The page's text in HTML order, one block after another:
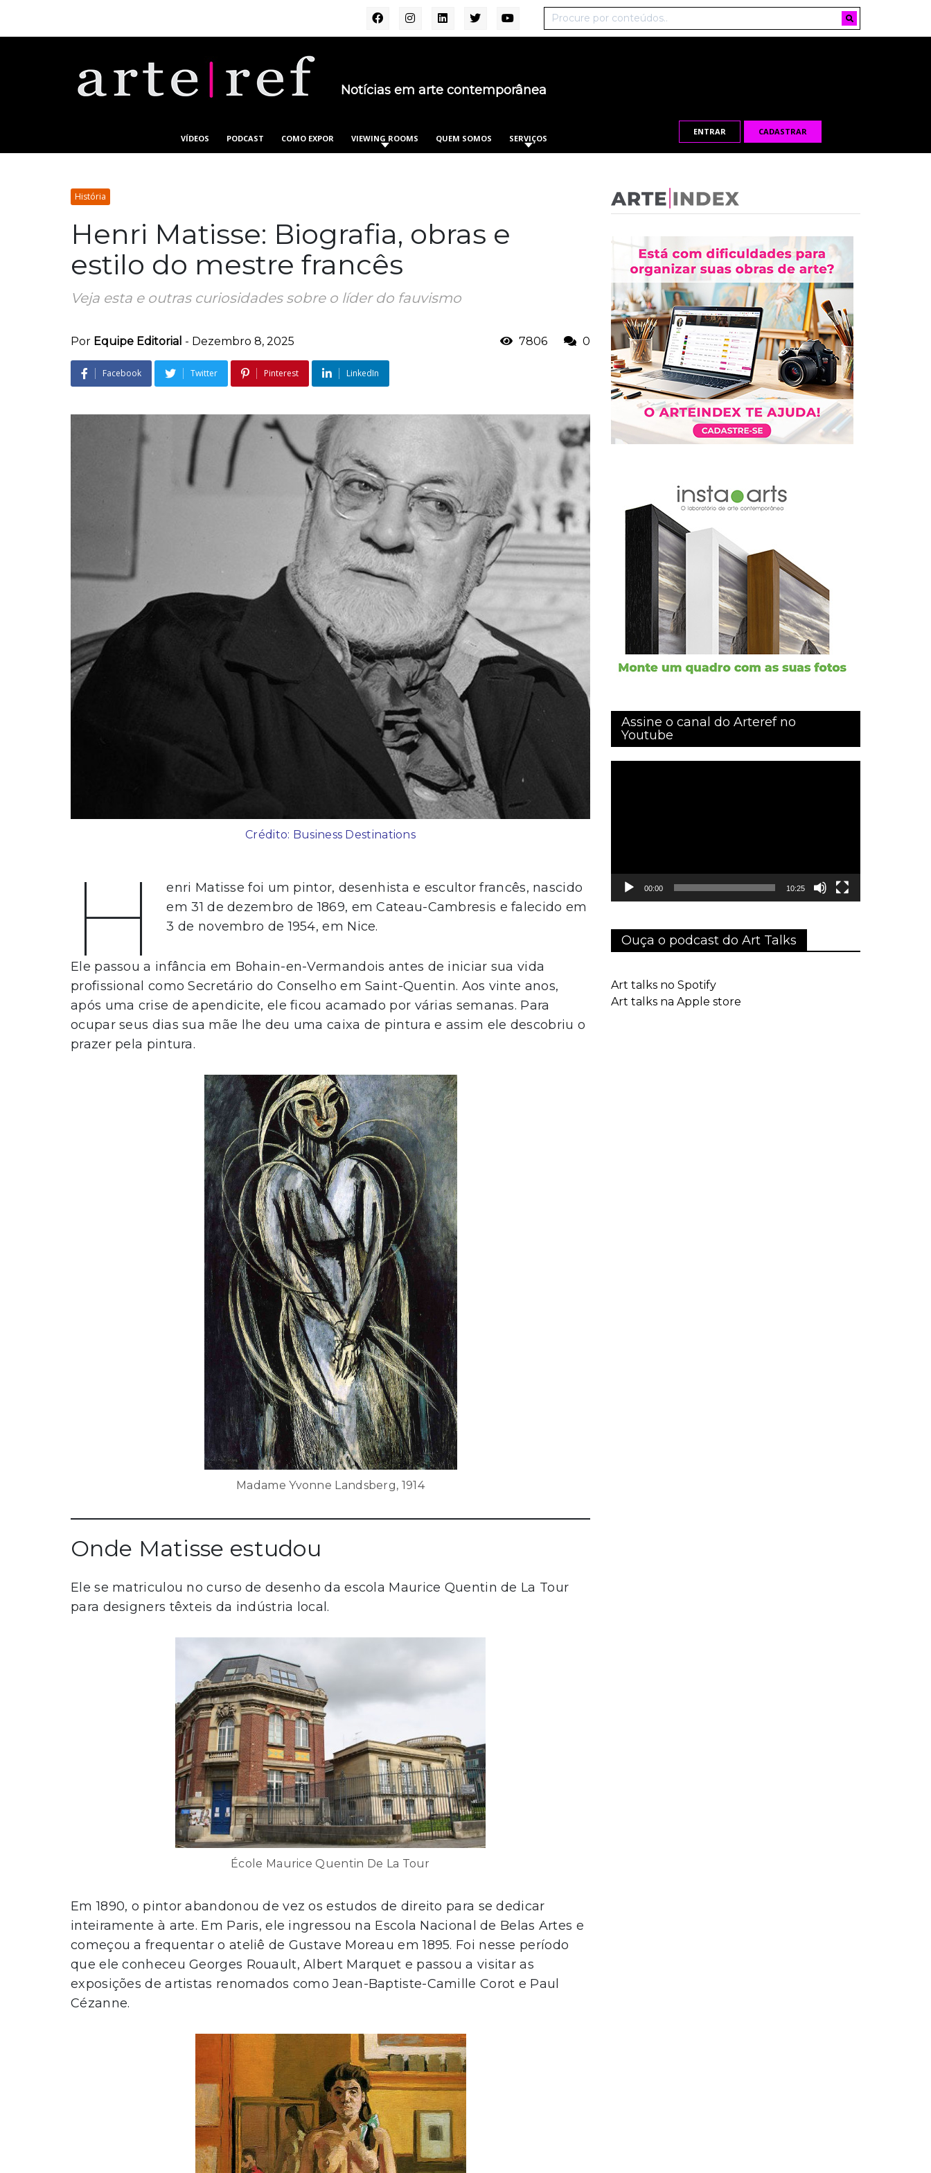
Notícias em arte contemporânea
VÍDEOS PODCAST COMO EXPOR VIEWING ROOMS QUEM SOMOS SERVIÇOS
ENTRAR CADASTRAR
História
Henri Matisse: Biografia, obras e
estilo do mestre francês
Veja esta e outras curiosidades sobre o líder do fauvismo
Por Equipe Editorial - Dezembro 8, 2025 7806 0
Facebook Twitter Pinterest LinkedIn
Crédito: Business Destinations
H
enri Matisse foi um pintor, desenhista e escultor francês, nascido
em 31 de dezembro de 1869, em Cateau-Cambresis e falecido em
3 de novembro de 1954, em Nice.
Ele passou a infância em Bohain-en-Vermandois antes de iniciar sua vida
profissional como Secretário do Conselho em Saint-Quentin. Aos vinte anos,
após uma crise de apendicite, ele ficou acamado por várias semanas. Para
ocupar seus dias sua mãe lhe deu uma caixa de pintura e assim ele descobriu o
prazer pela pintura.
Madame Yvonne Landsberg, 1914
Onde Matisse estudou
Ele se matriculou no curso de desenho da escola Maurice Quentin de La Tour
para designers têxteis da indústria local.
École Maurice Quentin De La Tour
Em 1890, o pintor abandonou de vez os estudos de direito para se dedicar
inteiramente à arte. Em Paris, ele ingressou na Escola Nacional de Belas Artes e
começou a frequentar o ateliê de Gustave Moreau em 1895. Foi nesse período
que ele conheceu Georges Rouault, Albert Marquet e passou a visitar as
exposições de artistas renomados como Jean-Baptiste-Camille Corot e Paul
Cézanne.
Assine o canal do Arteref no
Youtube
00:00 10:25
Ouça o podcast do Art Talks
Art talks no Spotify
Art talks na Apple store